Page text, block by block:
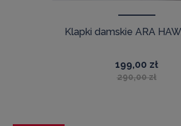
Klapki damskie ARA
199,00 zł
290,00 zł